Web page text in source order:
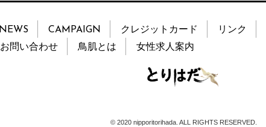
NEWS CAMPAIGN クレジットカード リンク
お問い合わせ
鳥肌とは 女性求人案内
© 2020 nipporitorihada. ALL RIGHTS RESERVED.